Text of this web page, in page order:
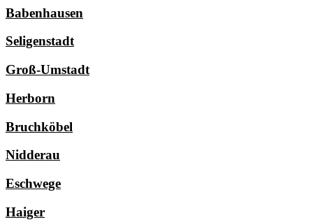
Babenhausen
Seligenstadt
Groß-Umstadt
Herborn
Bruchköbel
Nidderau
Eschwege
Haiger